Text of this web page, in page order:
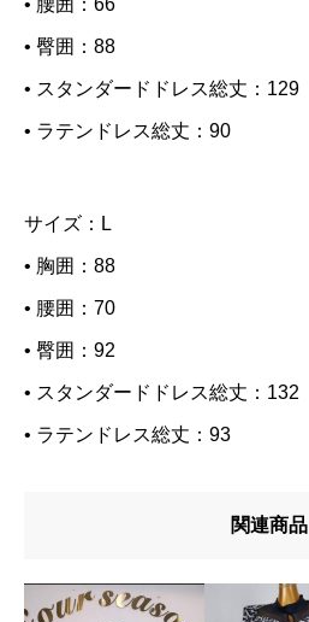
• 腰囲：66
• 臀囲：88
• スタンダードドレス総丈：129
• ラテンドレス総丈：90
サイズ：L
• 胸囲：88
• 腰囲：70
• 臀囲：92
• スタンダードドレス総丈：132
• ラテンドレス総丈：93
関連商品